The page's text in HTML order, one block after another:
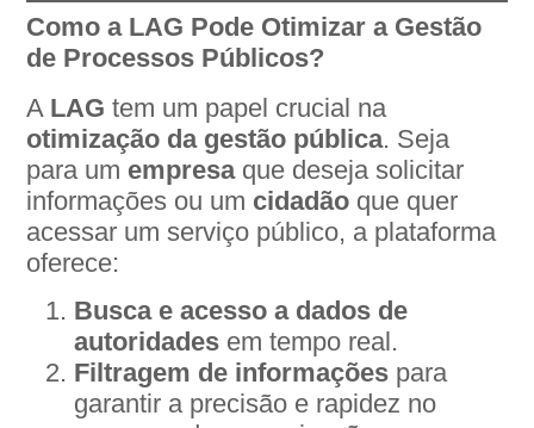
Como a LAG Pode Otimizar a Gestão
de Processos Públicos?
A LAG tem um papel crucial na
otimização da gestão pública. Seja
para um empresaque deseja solicitar
informações ou um cidadão que quer
acessar um serviço público, a plataforma
oferece:
Busca e acesso a dados de
autoridades em tempo real.
Filtragem de informações para
garantir a precisão e rapidez no